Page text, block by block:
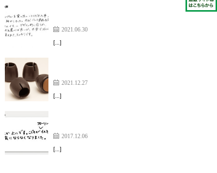
とにかくサンプルを貸し出ししてくださった事があ
2021.06.30
[…]
2021.12.27
[…]
2017.12.06
[…]